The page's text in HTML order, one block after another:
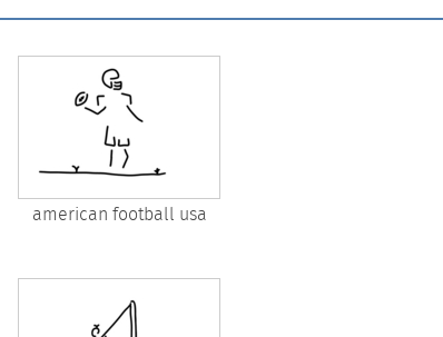
american football usa